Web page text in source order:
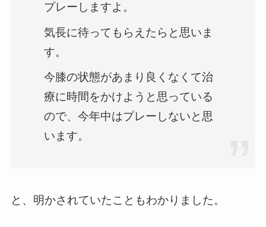
プレーしますよ。
気長に待ってもらえたらと思いま
す。
今膝の状態があまり良くなくて治
療に時間をかけようと思っている
ので、今年中はプレーしないと思
います。
と、明かされていたこともわかりました。